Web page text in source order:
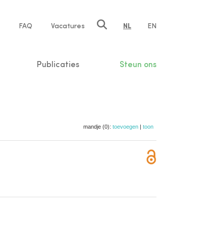
FAQ Vacatures NL EN
Publicaties Steun ons
mandje (0): toevoegen | toon